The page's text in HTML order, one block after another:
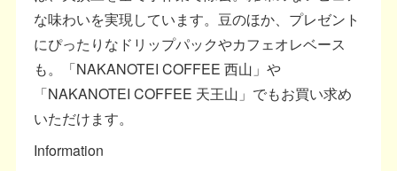
な味わいを実現しています。豆のほか、プレゼント
にぴったりなドリップパックやカフェオレベース
も。「NAKANOTEI COFFEE 西山」や
「NAKANOTEI COFFEE 天王山」でもお買い求め
いただけます。
Information